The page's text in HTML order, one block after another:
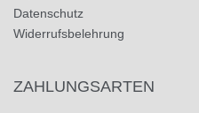
Datenschutz
Widerrufsbelehrung
ZAHLUNGSARTEN